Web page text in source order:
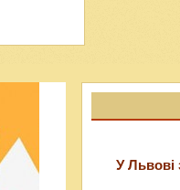
У Львові